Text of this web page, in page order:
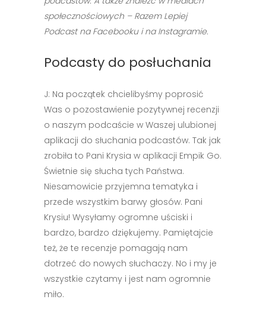
społecznościowych – Razem Lepiej
Podcast na Facebooku i na Instagramie.
Podcasty do posłuchania
J: Na początek chcielibyśmy poprosić
Was o pozostawienie pozytywnej recenzji
o naszym podcaście w Waszej ulubionej
aplikacji do słuchania podcastów. Tak jak
zrobiła to Pani Krysia w aplikacji Empik Go.
Świetnie się słucha tych Państwa.
Niesamowicie przyjemna tematyka i
przede wszystkim barwy głosów. Pani
Krysiu! Wysyłamy ogromne uściski i
bardzo, bardzo dziękujemy. Pamiętajcie
też, że te recenzje pomagają nam
dotrzeć do nowych słuchaczy. No i my je
wszystkie czytamy i jest nam ogromnie
miło.